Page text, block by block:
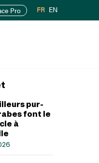
Pro FR EN
pur-
font le
à